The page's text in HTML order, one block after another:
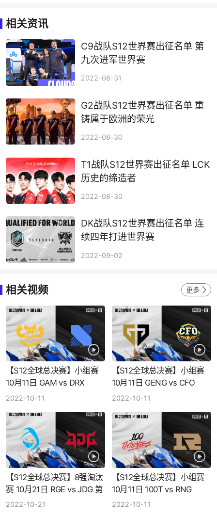
相关资讯
C9战队S12世界赛出征名单 第
九次进军世界赛
2022-08-31
G2战队S12世界赛出征名单 重
铸属于欧洲的荣光
2022-08-30
T1战队S12世界赛出征名单 LCK
历史的缔造者
2022-08-30
DK战队S12世界赛出征名单 连
续四年打进世界赛
2022-09-02
相关视频 更多
【S12全球总决赛】小组赛
10月11日 GAM vs DRX
2022-10-11
【S12全球总决赛】小组赛
10月11日 GENG vs CFO
2022-10-11
【S12全球总决赛】8强淘汰
赛 10月21日 RGE vs JDG 第
3场
2022-10-21
【S12全球总决赛】小组赛
10月11日 100T vs RNG
2022-10-11